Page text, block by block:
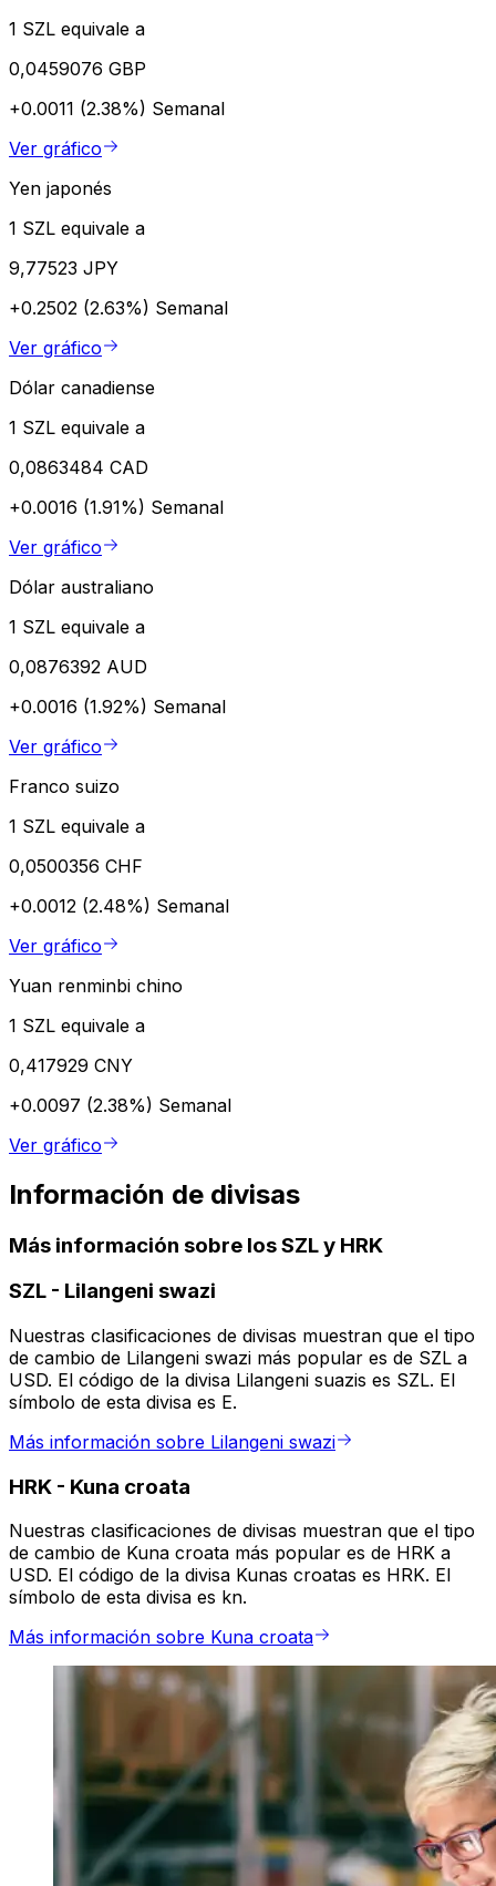
1 SZL equivale a
0,0459076 GBP
+0.0011 (2.38%) Semanal
Ver gráfico
Yen japonés
1 SZL equivale a
9,77523 JPY
+0.2502 (2.63%) Semanal
Ver gráfico
Dólar canadiense
1 SZL equivale a
0,0863484 CAD
+0.0016 (1.91%) Semanal
Ver gráfico
Dólar australiano
1 SZL equivale a
0,0876392 AUD
+0.0016 (1.92%) Semanal
Ver gráfico
Franco suizo
1 SZL equivale a
0,0500356 CHF
+0.0012 (2.48%) Semanal
Ver gráfico
Yuan renminbi chino
1 SZL equivale a
0,417929 CNY
+0.0097 (2.38%) Semanal
Ver gráfico
Información de divisas
Más información sobre los SZL y HRK
SZL - Lilangeni swazi
Nuestras clasificaciones de divisas muestran que el tipo
de cambio de Lilangeni swazi más popular es de SZL a
USD. El código de la divisa Lilangeni suazis es SZL. El
símbolo de esta divisa es E.
Más información sobre Lilangeni swazi
HRK - Kuna croata
Nuestras clasificaciones de divisas muestran que el tipo
de cambio de Kuna croata más popular es de HRK a
USD. El código de la divisa Kunas croatas es HRK. El
símbolo de esta divisa es kn.
Más información sobre Kuna croata